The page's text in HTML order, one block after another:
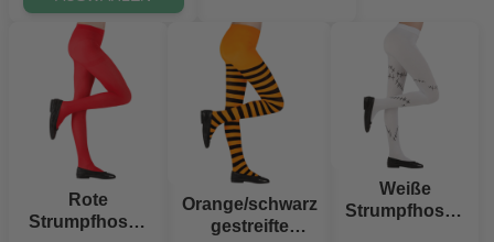
Rote
Strumpfhosen
Orange/schwarz
gestreifte
Weiße
Strumpfhosen